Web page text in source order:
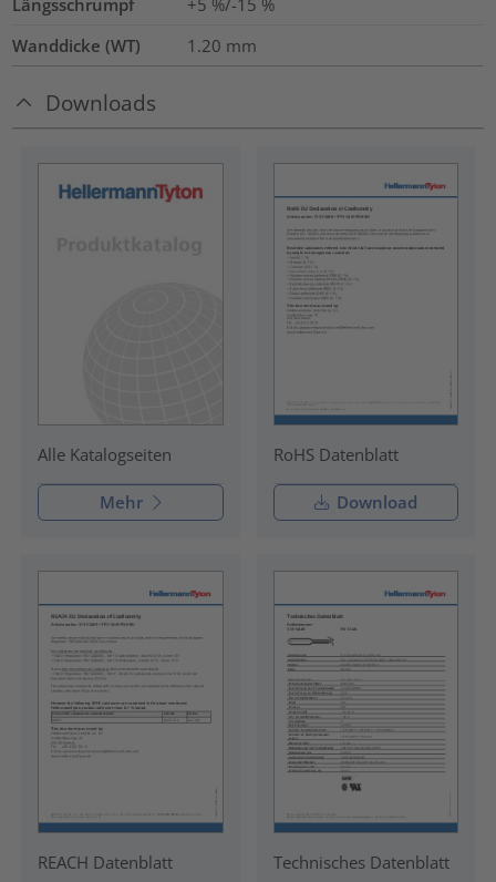
Wanddicke (WT)
1.20 mm
Downloads
Alle Katalogseiten
Mehr
RoHS Datenblatt
Download
REACH Datenblatt Technisches Datenblatt